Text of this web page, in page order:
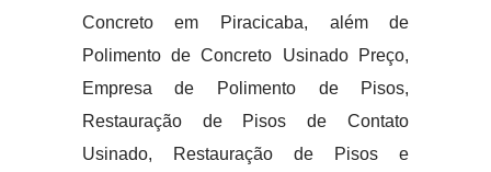
Concreto em Piracicaba, além de
Polimento de Concreto Usinado Preço,
Empresa de Polimento de Pisos,
Restauração de Pisos de Contato
Usinado, Restauração de Pisos e